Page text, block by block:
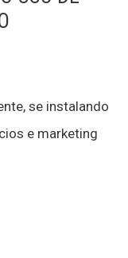
se instalando
e marketing